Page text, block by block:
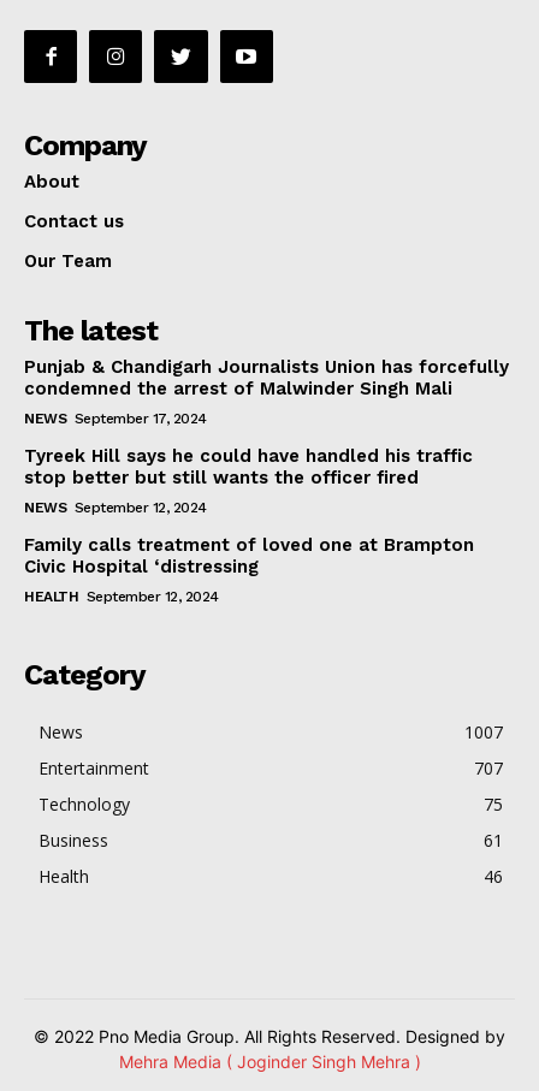
Company
About
Contact us
Our Team
The latest
Punjab & Chandigarh Journalists Union has forcefully
condemned the arrest of Malwinder Singh Mali
NEWS September 17, 2024
Tyreek Hill says he could have handled his traffic
stop better but still wants the officer fired
NEWS September 12, 2024
Family calls treatment of loved one at Brampton
Civic Hospital ‘distressing
HEALTH September 12, 2024
Category
News
1007
Entertainment
707
Technology
75
Business
61
Health
46
© 2022 Pno Media Group. All Rights Reserved. Designed by
Mehra Media ( Joginder Singh Mehra )